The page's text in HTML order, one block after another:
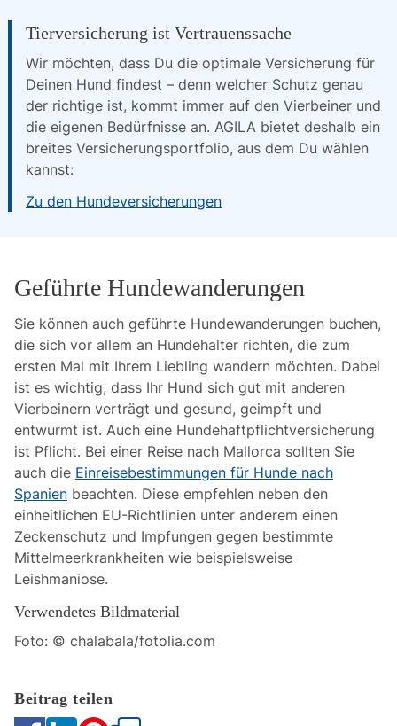
Tierversicherung ist Vertrauenssache
Wir möchten, dass Du die optimale Versicherung für
Deinen Hund findest – denn welcher Schutz genau
der richtige ist, kommt immer auf den Vierbeiner und
die eigenen Bedürfnisse an. AGILA bietet deshalb ein
breites Versicherungsportfolio, aus dem Du wählen
kannst:
Zu den Hundeversicherungen
Geführte Hundewanderungen
Sie können auch geführte Hundewanderungen buchen,
die sich vor allem an Hundehalter richten, die zum
ersten Mal mit Ihrem Liebling wandern möchten. Dabei
ist es wichtig, dass Ihr Hund sich gut mit anderen
Vierbeinern verträgt und gesund, geimpft und
entwurmt ist. Auch eine Hundehaftpflichtversicherung
ist Pflicht. Bei einer Reise nach Mallorca sollten Sie
auch die Einreisebestimmungen für Hunde nach
Spanien beachten. Diese empfehlen neben den
einheitlichen EU-Richtlinien unter anderem einen
Zeckenschutz und Impfungen gegen bestimmte
Mittelmeerkrankheiten wie beispielsweise
Leishmaniose.
Verwendetes Bildmaterial
Foto: © chalabala/fotolia.com